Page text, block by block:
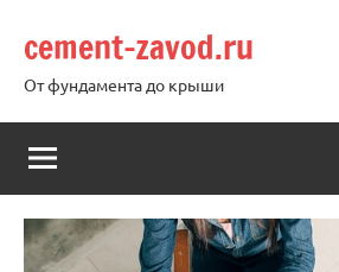
содержимому
cement-zavod.ru
От фундамента до крыши